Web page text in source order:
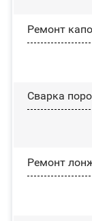
Ремонт
Сварка
Ремонт